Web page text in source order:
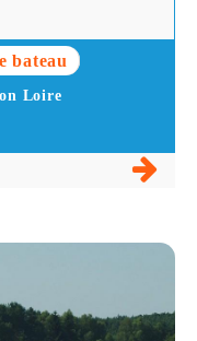
bateau
Loire